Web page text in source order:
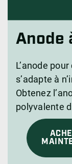
Anode
L’anode
s’adapte à
Obtenez
polyvalente